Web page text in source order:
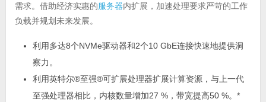
需求。借助经济实惠的服务器内扩展，加速处理要求严苛的工作
负载并规划未来发展。
利用多达8个NVMe驱动器和2个10 GbE连接快速地提供洞
察力。
利用英特尔®至强®可扩展处理器扩展计算资源，与上一代
至强处理器相比，内核数量增加27 %，带宽提高50 %。*